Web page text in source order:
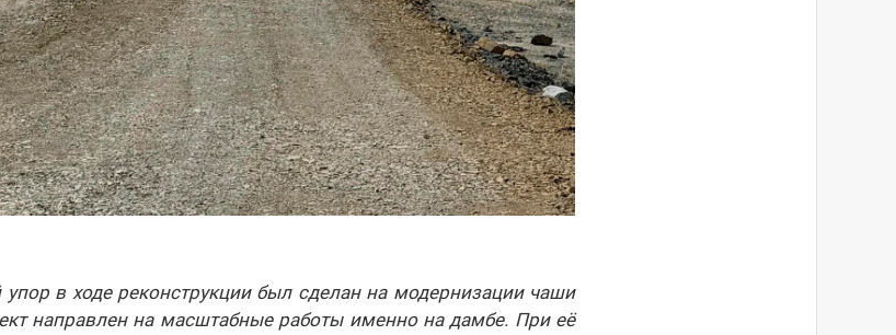
упор в ходе реконструкции был сделан на модернизации чаши
направлен на масштабные работы именно на дамбе. При её